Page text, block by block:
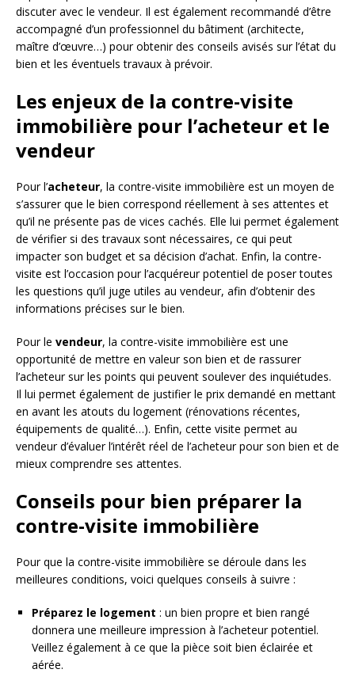
discuter avec le vendeur. Il est également recommandé d’être
accompagné d’un professionnel du bâtiment (architecte,
maître d’œuvre…) pour obtenir des conseils avisés sur l’état du
bien et les éventuels travaux à prévoir.
Les enjeux de la contre-visite
immobilière pour l’acheteur et le
vendeur
Pour l’acheteur, la contre-visite immobilière est un moyen de
s’assurer que le bien correspond réellement à ses attentes et
qu’il ne présente pas de vices cachés. Elle lui permet également
de vérifier si des travaux sont nécessaires, ce qui peut
impacter son budget et sa décision d’achat. Enfin, la contre-
visite est l’occasion pour l’acquéreur potentiel de poser toutes
les questions qu’il juge utiles au vendeur, afin d’obtenir des
informations précises sur le bien.
Pour le vendeur, la contre-visite immobilière est une
opportunité de mettre en valeur son bien et de rassurer
l’acheteur sur les points qui peuvent soulever des inquiétudes.
Il lui permet également de justifier le prix demandé en mettant
en avant les atouts du logement (rénovations récentes,
équipements de qualité…). Enfin, cette visite permet au
vendeur d’évaluer l’intérêt réel de l’acheteur pour son bien et de
mieux comprendre ses attentes.
Conseils pour bien préparer la
contre-visite immobilière
Pour que la contre-visite immobilière se déroule dans les
meilleures conditions, voici quelques conseils à suivre :
Préparez le logement : un bien propre et bien rangé
donnera une meilleure impression à l’acheteur potentiel.
Veillez également à ce que la pièce soit bien éclairée et
aérée.